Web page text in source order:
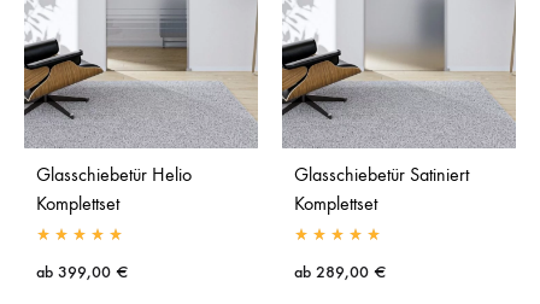
Glasschiebetür Helio
Komplettset
ab 399,00 €
Glasschiebetür Satiniert
Komplettset
ab 289,00 €